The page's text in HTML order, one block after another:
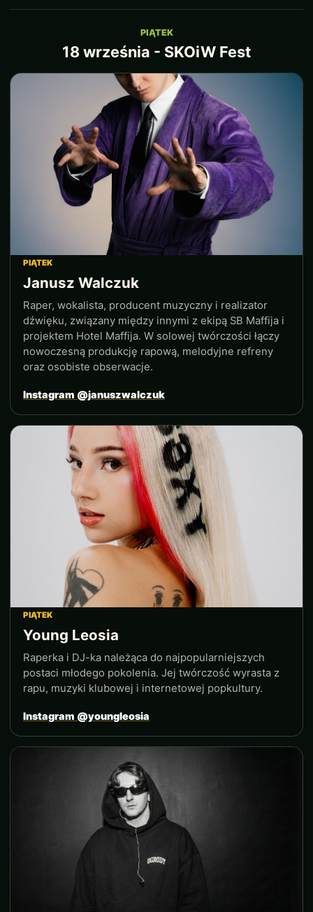
PIĄTEK
18 września - SKOiW Fest
PIĄTEK
Janusz Walczuk
Raper, wokalista, producent muzyczny i realizator
dźwięku, związany między innymi z ekipą SB Maffija i
projektem Hotel Maffija. W solowej twórczości łączy
nowoczesną produkcję rapową, melodyjne refreny
oraz osobiste obserwacje.
Instagram @januszwalczuk
PIĄTEK
Young Leosia
Raperka i DJ-ka należąca do najpopularniejszych
postaci młodego pokolenia. Jej twórczość wyrasta z
rapu, muzyki klubowej i internetowej popkultury.
Instagram @youngleosia